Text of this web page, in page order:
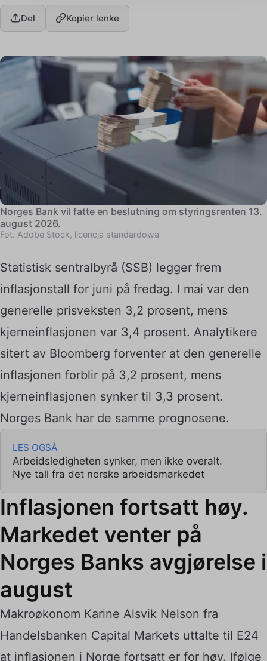
Del Kopier lenke
Norges Bank vil fatte en beslutning om styringsrenten 13.
august 2026.
Fot. Adobe Stock, licencja standardowa
Statistisk sentralbyrå (SSB) legger frem
inflasjonstall for juni på fredag. I mai var den
generelle prisveksten 3,2 prosent, mens
kjerneinflasjonen var 3,4 prosent. Analytikere
sitert av Bloomberg forventer at den generelle
inflasjonen forblir på 3,2 prosent, mens
kjerneinflasjonen synker til 3,3 prosent.
Norges Bank har de samme prognosene.
LES OGSÅ
Arbeidsledigheten synker, men ikke overalt.
Nye tall fra det norske arbeidsmarkedet
Inflasjonen fortsatt høy.
Markedet venter på
Norges Banks avgjørelse i
august
Makroøkonom Karine Alsvik Nelson fra
Handelsbanken Capital Markets uttalte til E24
at inflasjonen i Norge fortsatt er for høy. Ifølge